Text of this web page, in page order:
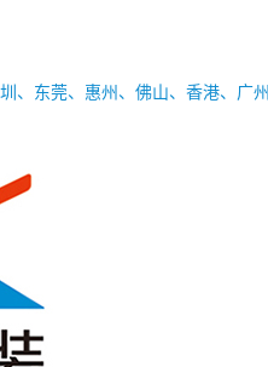
、东莞、惠州、佛山、香港、广州